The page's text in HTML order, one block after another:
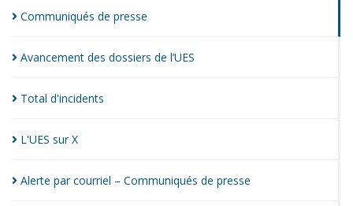
Communiqués de presse
Avancement des dossiers de l’UES
Total d'incidents
L'UES surX
Alerte par courriel – Communiqués de presse